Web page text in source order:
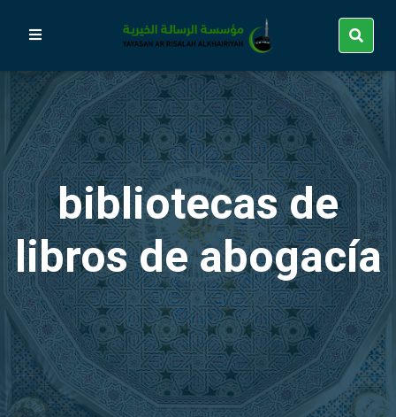
bibliotecas de
libros de abogacía